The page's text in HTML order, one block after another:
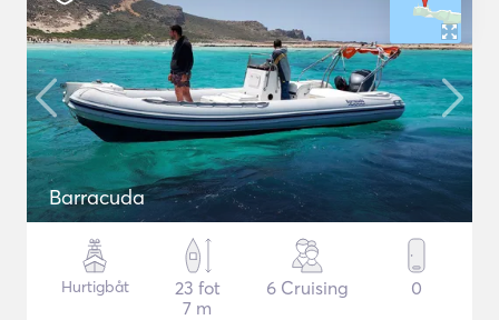
Barracuda
Hurtigbåt
23 fot
7 m
6 Cruising 0